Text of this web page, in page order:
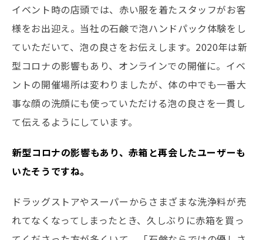
イベント時の店頭では、赤い服を着たスタッフがお客
様をお出迎え。当社の石鹸で泡ハンドパック体験をし
ていただいて、泡の良さをお伝えします。2020年は新
型コロナの影響もあり、オンラインでの開催に。イベ
ントの開催場所は変わりましたが、体の中でも一番大
事な顔の洗顔にも使っていただける泡の良さを一貫し
て伝えるようにしています。
――新型コロナの影響もあり、赤箱と再会したユーザーも
いたそうですね。
ドラッグストアやスーパーからさまざまな洗浄料が売
れてなくなってしまったとき、久しぶりに赤箱を買っ